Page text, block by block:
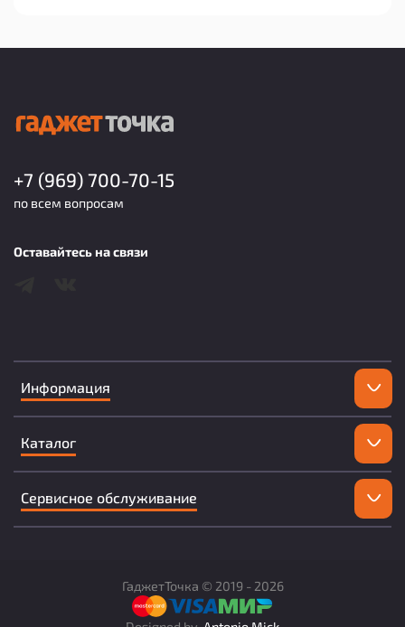
Информация
Каталог
Сервисное обслуживание
+7 (969) 700-70-15
по всем вопросам
Оставайтесь на связи
ГаджетТочка © 2019 - 2026